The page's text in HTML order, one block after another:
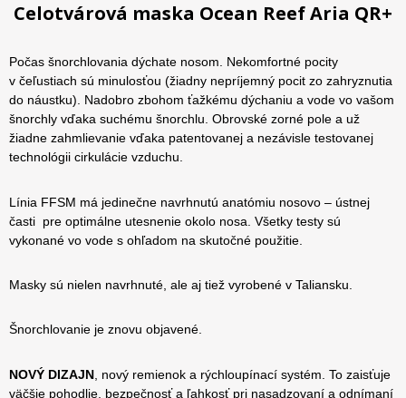
Celotvárová maska Ocean Reef Aria QR+
Počas šnorchlovania dýchate nosom. Nekomfortné pocity
v čeľustiach sú minulosťou (žiadny nepríjemný pocit zo zahryznutia
do náustku). Nadobro zbohom ťažkému dýchaniu a vode vo vašom
šnorchly vďaka suchému šnorchlu. Obrovské zorné pole a už
žiadne zahmlievanie vďaka patentovanej a nezávisle testovanej
technológii cirkulácie vzduchu.
Línia FFSM má jedinečne navrhnutú anatómiu nosovo – ústnej
časti pre optimálne utesnenie okolo nosa. Všetky testy sú
vykonané vo vode s ohľadom na skutočné použitie.
Masky sú nielen navrhnuté, ale aj tiež vyrobené v Taliansku.
Šnorchlovanie je znovu objavené.
NOVÝ DIZAJN , nový remienok a rýchloupínací systém. To zaisťuje
väčšie pohodlie, bezpečnosť a ľahkosť pri nasadzovaní a odnímaní